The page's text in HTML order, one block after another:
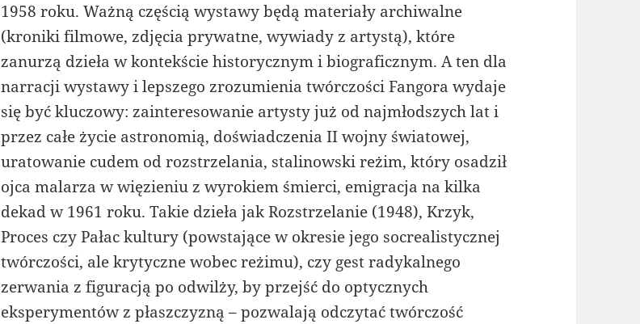
1958 roku. Ważną częścią wystawy będą materiały archiwalne
(kroniki filmowe, zdjęcia prywatne, wywiady z artystą), które
zanurzą dzieła w kontekście historycznym i biograficznym. A ten dla
narracji wystawy i lepszego zrozumienia twórczości Fangora wydaje
się być kluczowy: zainteresowanie artysty już od najmłodszych lat i
przez całe życie astronomią, doświadczenia II wojny światowej,
uratowanie cudem od rozstrzelania, stalinowski reżim, który osadził
ojca malarza w więzieniu z wyrokiem śmierci, emigracja na kilka
dekad w 1961 roku. Takie dzieła jak Rozstrzelanie (1948), Krzyk,
Proces czy Pałac kultury (powstające w okresie jego socrealistycznej
twórczości, ale krytyczne wobec reżimu), czy gest radykalnego
zerwania z figuracją po odwilży, by przejść do optycznych
eksperymentów z płaszczyzną – pozwalają odczytać twórczość